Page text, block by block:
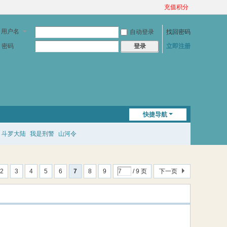
充值积分
用户名 自动登录
找回密码
密码
登录 立即注册
快捷导航
斗罗大陆 我是刑警 山河令
2 3 4 5 6 7 8 9 / 9 页 下一页